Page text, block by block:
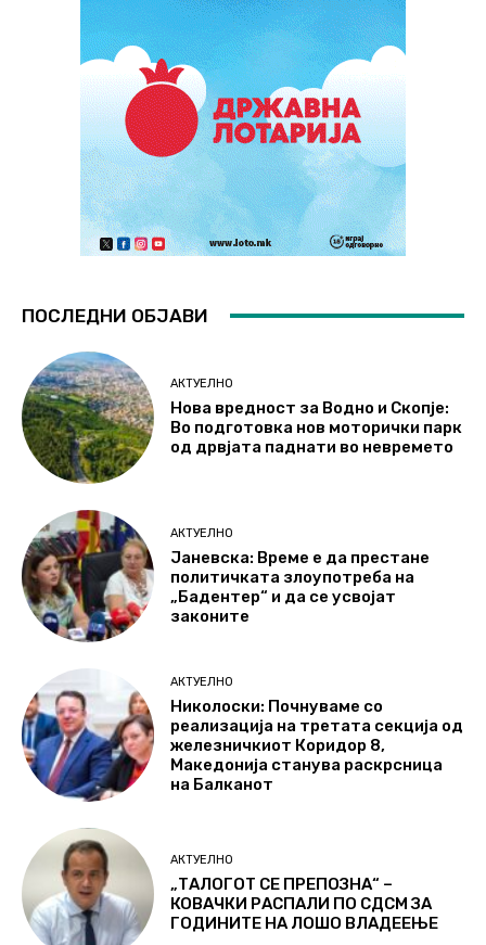
ПОСЛЕДНИ ОБЈАВИ
АКТУЕЛНО
Нова вредност за Водно и Скопје:
Во подготовка нов моторички парк
од дрвјата паднати во невремето
АКТУЕЛНО
Јаневска: Време е да престане
политичката злоупотреба на
„Бадентер“ и да се усвојат
законите
АКТУЕЛНО
Николоски: Почнуваме со
реализација на третата секција од
железничкиот Коридор 8,
Македонија станува раскрсница
на Балканот
АКТУЕЛНО
„ТАЛОГОТ СЕ ПРЕПОЗНА“ –
КОВАЧКИ РАСПАЛИ ПО СДСМ ЗА
ГОДИНИТЕ НА ЛОШО ВЛАДЕЕЊЕ